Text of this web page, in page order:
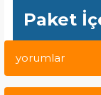
Paket
yorumlar